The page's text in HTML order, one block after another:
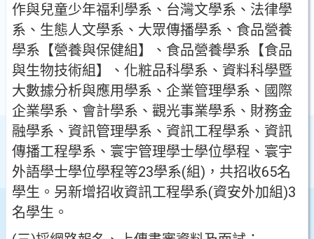
作與兒童少年福利學系、台灣文學系、法律學
系、生態人文學系、大眾傳播學系、食品營養
學系【營養與保健組】、食品營養學系【食品
與生物技術組】、化粧品科學系、資料科學暨
大數據分析與應用學系、企業管理學系、國際
企業學系、會計學系、觀光事業學系、財務金
融學系、資訊管理學系、資訊工程學系、資訊
傳播工程學系、寰宇管理學士學位學程、寰宇
外語學士學位學程等23學系(組)，共招收65名
學生。另新增招收資訊工程學系(資安外加組)3
名學生。